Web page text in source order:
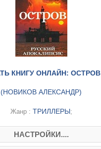
КНИГУ ОНЛАЙН: ОСТРОВ
(НОВИКОВ АЛЕКСАНДР)
Жанр : ТРИЛЛЕРЫ;
НАСТРОЙКИ....